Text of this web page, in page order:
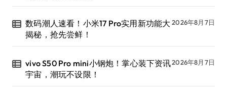
数码潮人速看！小米17 Pro实用新功能大
揭秘，抢先尝鲜！
2026年8月7日
vivo S50 Pro mini小钢炮！掌心装下资讯
宇宙，潮玩不设限！
2026年8月7日